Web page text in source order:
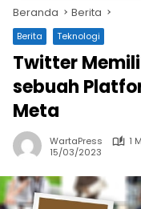
Beranda Berita
Berita Teknologi
Twitter
sebuah
Meta
WartaPress
1
15/03/2023